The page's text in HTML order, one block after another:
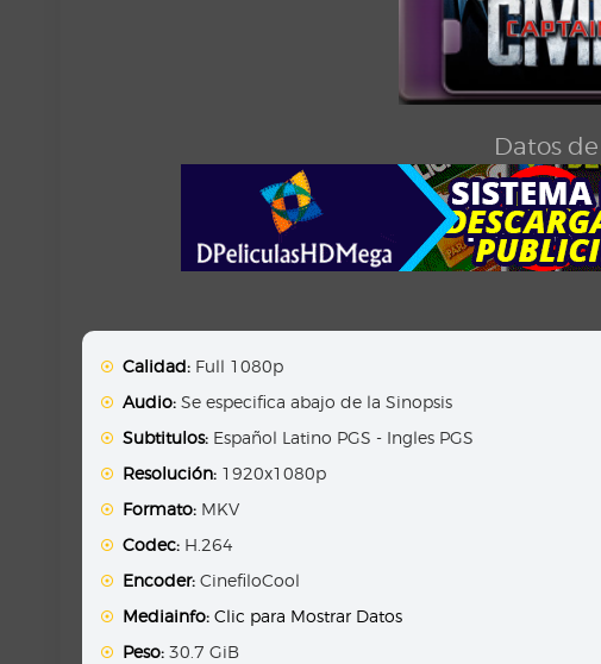
Datos
Calidad: Full 1080p
Audio: Se especifica abajo de la Sinopsis
Subtitulos: Español Latino PGS - Ingles PGS
Resolución: 1920x1080p
Formato: MKV
Codec: H.264
Encoder: CinefiloCool
Mediainfo: Clic para Mostrar Datos
Peso: 30.7 GiB